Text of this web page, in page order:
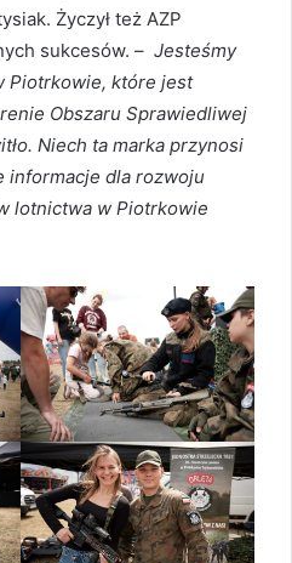
Życzył też AZP
sukcesów. – Jesteśmy
Piotrkowie, które jest
Obszaru Sprawiedliwej
Niech ta marka przynosi
informacje dla rozwoju
lotnictwa w Piotrkowie